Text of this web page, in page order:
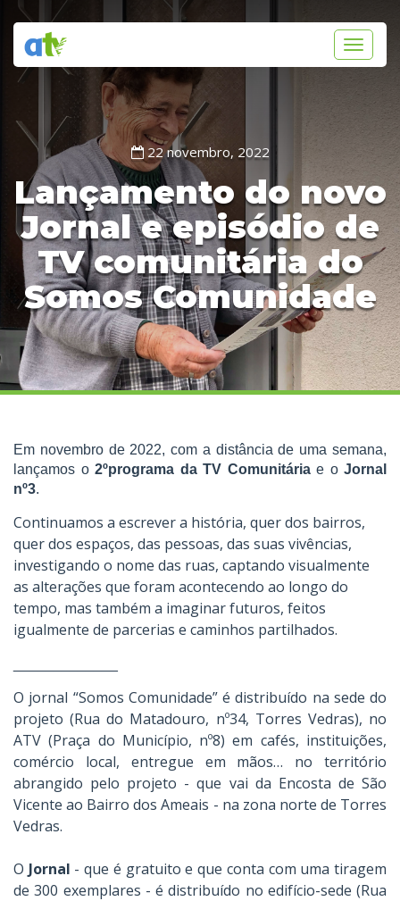
Toggle
22 novembro, 2022
Lançamento do novo
Jornal e episódio de
TV comunitária do
Somos Comunidade
Em novembro de 2022, com a distância de uma semana,
lançamos o 2ºprograma da TV Comunitáriae o Jornal
nº3.
Continuamos a escrever a história, quer dos bairros,
quer dos espaços, das pessoas, das suas vivências,
investigando o nome das ruas, captando visualmente
as alterações que foram acontecendo ao longo do
tempo, mas também a imaginar futuros, feitos
igualmente de parcerias e caminhos partilhados.
O jornal “Somos Comunidade” é distribuído na sede do
projeto (Rua do Matadouro, nº34, Torres Vedras), no
ATV (Praça do Município, nº8) em cafés, instituições,
comércio local, entregue em mãos… no território
abrangido pelo projeto - que vai da Encosta de São
Vicente ao Bairro dos Ameais - na zona norte de Torres
Vedras.
O Jornal - que é gratuito e que conta com uma tiragem
de 300 exemplares - é distribuído no edifício-sede (Rua